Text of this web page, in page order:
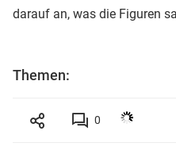
darauf an, was die Figuren
Themen:
0